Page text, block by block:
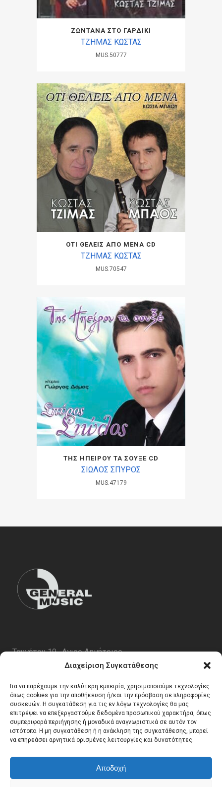
Διαχείριση Συγκατάθεσης
Για να παρέχουμε την καλύτερη εμπειρία, χρησιμοποιούμε τεχνολογίες
όπως cookies για την αποθήκευση ή/και την πρόσβαση σε πληροφορίες
συσκευών. Η συγκατάθεση για τις εν λόγω τεχνολογίες θα μας
επιτρέψει να επεξεργαστούμε δεδομένα προσωπικού χαρακτήρα, όπως
συμπεριφορά περιήγησης ή μοναδικά αναγνωριστικά σε αυτόν τον
ιστότοπο. Η μη συγκατάθεση ή η ανάκληση της συγκατάθεσης, μπορεί
να επηρεάσει αρνητικά ορισμένες λειτουργίες και δυνατότητες.
Αποδοχή
ΖΩΝΤΑΝΑ ΣΤΟ ΓΑΡΔΙΚΙ
ΤΖΗΜΑΣ ΚΩΣΤΑΣ
MUS.50777
ΟΤΙ ΘΕΛΕΙΣ ΑΠΟ ΜΕΝΑ CD
ΤΖΗΜΑΣ ΚΩΣΤΑΣ
MUS.70547
ΤΗΣ ΗΠΕΙΡΟΥ ΤΑ ΣΟΥΞΕ CD
ΣΙΩΛΟΣ ΣΠΥΡΟΣ
MUS.47179
Ταυγέτου 19 , Αγιος Δημήτριος
email:info@generalmusic.gr
Ωρες Λειτουργίας:
Δευτέρα – Παρασκευή 10:00 – 17:00